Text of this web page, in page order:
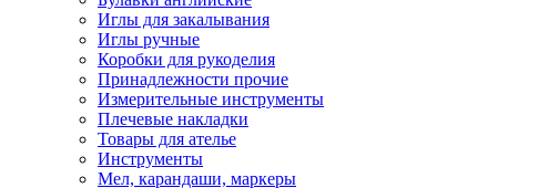
Иглы для закалывания
Иглы ручные
Коробки для рукоделия
Принадлежности прочие
Измерительные инструменты
Плечевые накладки
Товары для ателье
Инструменты
Мел, карандаши, маркеры